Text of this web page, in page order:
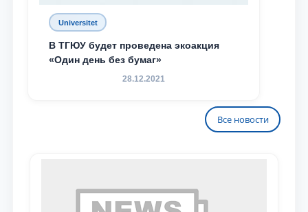
Universitet
В ТГЮУ будет проведена экоакция
«Один день без бумаг»
28.12.2021
Все новости